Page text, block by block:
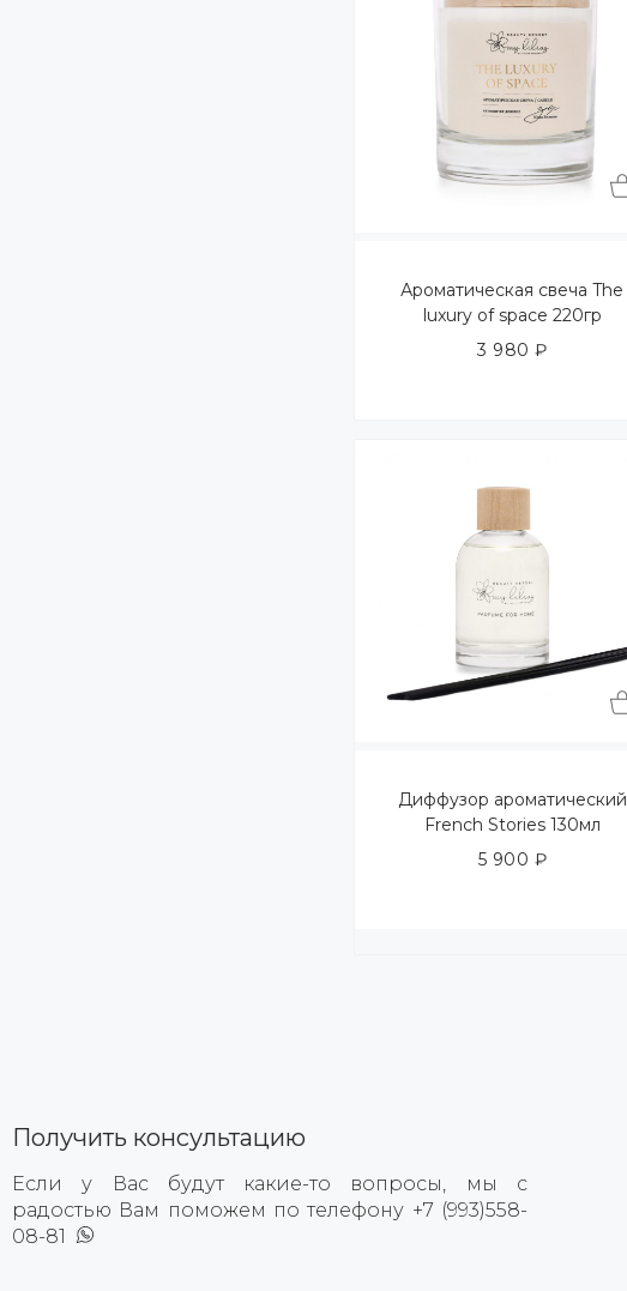
Ароматическая свеча The
luxury of space 220гр
3 980₽
Диффузор ароматический
French Stories 130мл
5 900 ₽
Получить консультацию
Если у Вас будут какие-то вопросы, мы с
радостью Вам поможем по телефону +7 (993)558-
08-81